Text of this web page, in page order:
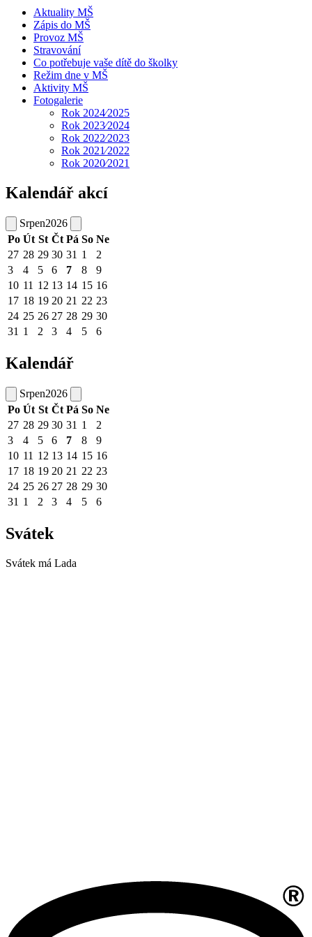
Aktuality MŠ
Zápis do MŠ
Provoz MŠ
Stravování
Co potřebuje vaše dítě do školky
Režim dne v MŠ
Aktivity MŠ
Fotogalerie
Rok 2024⁄2025
Rok 2023⁄2024
Rok 2022⁄2023
Rok 2021⁄2022
Rok 2020⁄2021
Kalendář akcí
Srpen2026
Po Út St Čt Pá So Ne
27 28 29 30 31 1
2
3
4 5 6 7 8
9
10 11 12 13 14 15 16
17 18 19 20 21 22 23
24 25 26 27 28 29 30
31 1 2 3 4 5 6
Kalendář
Srpen2026
Po Út St Čt Pá So Ne
27 28 29 30 31 1
2
3
4 5 6 7 8
9
10 11 12 13 14 15 16
17 18 19 20 21 22 23
24 25 26 27 28 29 30
31 1 2 3 4 5 6
Svátek
Svátek má Lada